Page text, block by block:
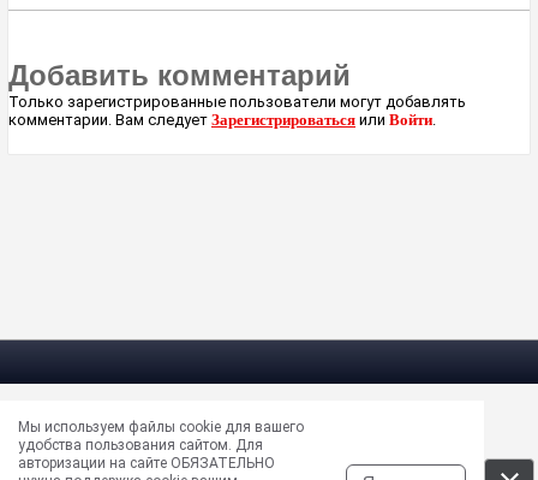
Добавить комментарий
Только зарегистрированные пользователи могут добавлять
комментарии. Вам следует Зарегистрироваться или Войти
Электрическая почта —masun@unews.pro
Сообщить об ошибке —support@unews.pro
Мы используем файлы cookie для вашего
удобства пользования сайтом. Для
авторизации на сайте ОБЯЗАТЕЛЬНО